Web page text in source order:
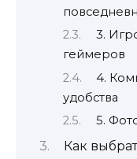
3.
геймеров
4.
удобства
5.
Как